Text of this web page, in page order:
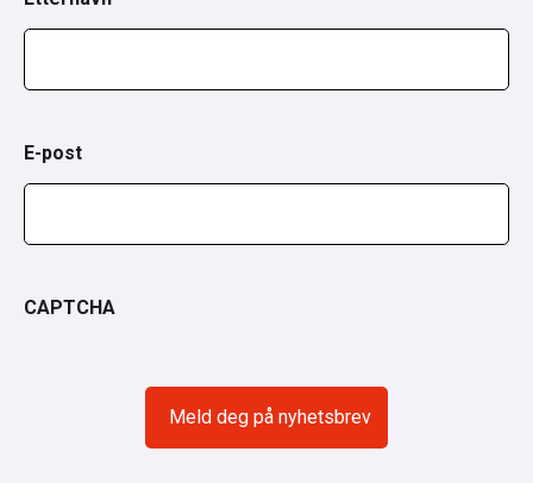
E-post
CAPTCHA